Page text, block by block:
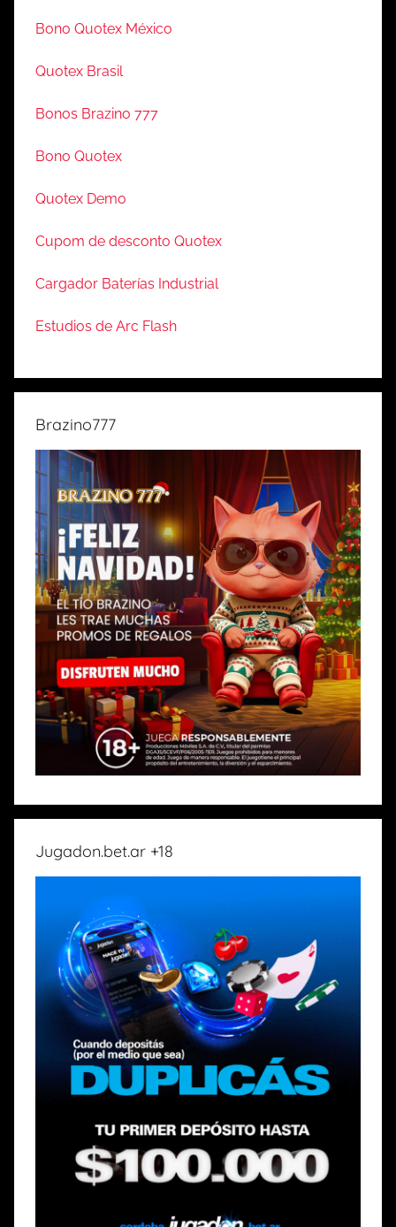
Bono Quotex México
Quotex Brasil
Bonos Brazino 777
Bono Quotex
Quotex Demo
Cupom de desconto Quotex
Cargador Baterías Industrial
Estudios de Arc Flash
Brazino777
Jugadon.bet.ar +18